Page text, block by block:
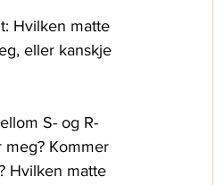
Hvilken matte
eller kanskje
S- og R-
meg? Kommer
Hvilken matte